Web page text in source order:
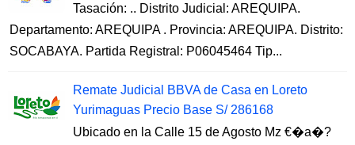
Tasación: .. Distrito Judicial: AREQUIPA.
Departamento: AREQUIPA . Provincia: AREQUIPA. Distrito:
SOCABAYA. Partida Registral: P06045464 Tip...
Remate Judicial BBVA de Casa en Loreto
Yurimaguas Precio Base S/ 286168
Ubicado en la Calle 15 de Agosto Mz €�a�?